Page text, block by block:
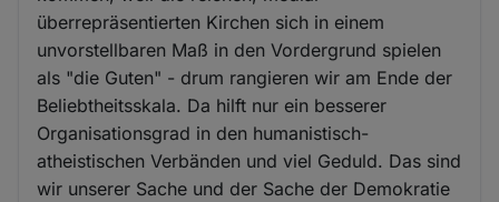
überrepräsentierten Kirchen sich in einem
unvorstellbaren Maß in den Vordergrund spielen
als "die Guten" - drum rangieren wir am Ende der
Beliebtheitsskala. Da hilft nur ein besserer
Organisationsgrad in den humanistisch-
atheistischen Verbänden und viel Geduld. Das sind
wir unserer Sache und der Sache der Demokratie